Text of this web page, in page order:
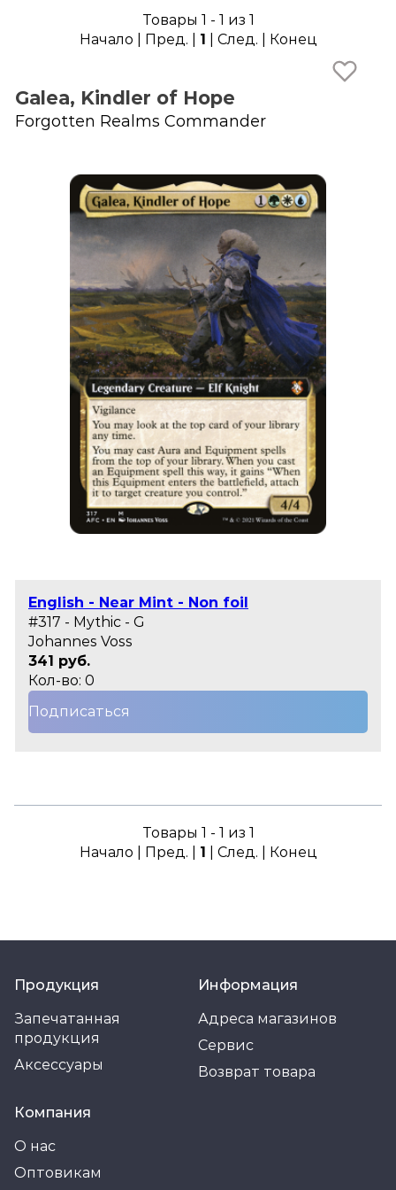
Товары 1 - 1 из 1
Начало | Пред. | 1 | След. | Конец
Galea, Kindler of Hope
Forgotten Realms Commander
English - Near Mint - Non foil
#317 - Mythic - G
Johannes Voss
341 руб.
Кол-во: 0
Подписаться
Товары 1 - 1 из 1
Начало | Пред. | 1 | След. | Конец
Продукция
Запечатанная
продукция
Аксессуары
Информация
Адреса магазинов
Сервис
Возврат товара
Компания
О нас
Оптовикам